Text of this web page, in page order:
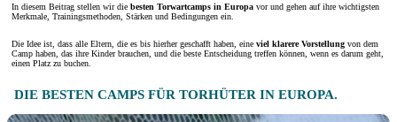
In diesem Beitrag stellen wir die besten Torwartcamps in Europa vor und gehen auf ihre wichtigsten
Merkmale, Trainingsmethoden, Stärken und Bedingungen ein.
Die Idee ist, dass alle Eltern, die es bis hierher geschafft haben, eine viel klarere Vorstellung von dem
Camp haben, das ihre Kinder brauchen, und die beste Entscheidung treffen können, wenn es darum geht,
einen Platz zu buchen.
DIE BESTEN CAMPS FÜR TORHÜTER IN EUROPA.